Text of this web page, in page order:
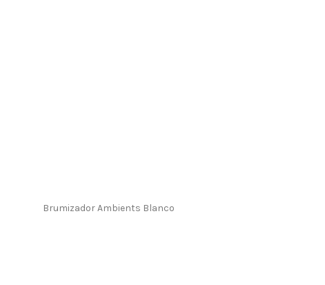
Brumizador Ambients Blanco